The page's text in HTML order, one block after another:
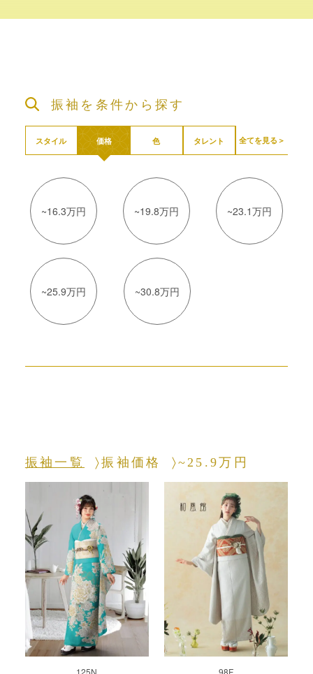
振袖を条件から探す
スタイル 価格 色 タレント 全てを見る＞
~16.3万円 ~19.8万円 ~23.1万円
~25.9万円 ~30.8万円
振袖一覧 振袖価格 ~25.9万円
125N 98F